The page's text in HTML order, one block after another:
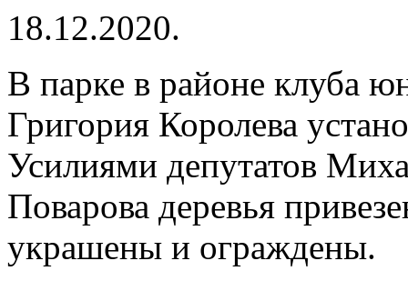
18.12.2020.
В парке в районе клуба
Григория Королева
Усилиями депутатов
Поварова деревья
украшены и ограждены.